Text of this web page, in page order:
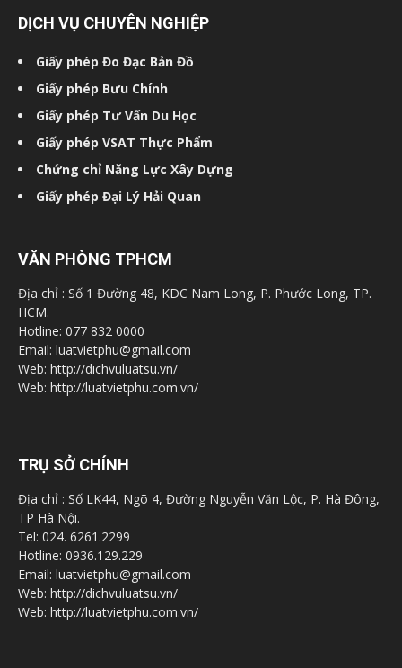
DỊCH VỤ CHUYÊN NGHIỆP
Giấy phép Đo Đạc Bản Đồ
Giấy phép Bưu Chính
Giấy phép Tư Vấn Du Học
Giấy phép VSAT Thực Phẩm
Chứng chỉ Năng Lực Xây Dựng
Giấy phép Đại Lý Hải Quan
VĂN PHÒNG TPHCM
Địa chỉ : Số 1 Đường 48, KDC Nam Long, P. Phước Long, TP.
HCM.
Hotline: 077 832 0000
Email: luatvietphu@gmail.com
Web: http://dichvuluatsu.vn/
Web: http://luatvietphu.com.vn/
TRỤ SỞ CHÍNH
Địa chỉ : Số LK44, Ngõ 4, Đường Nguyễn Văn Lộc, P. Hà Đông,
TP Hà Nội.
Tel: 024. 6261.2299
Hotline: 0936.129.229
Email: luatvietphu@gmail.com
Web: http://dichvuluatsu.vn/
Web: http://luatvietphu.com.vn/